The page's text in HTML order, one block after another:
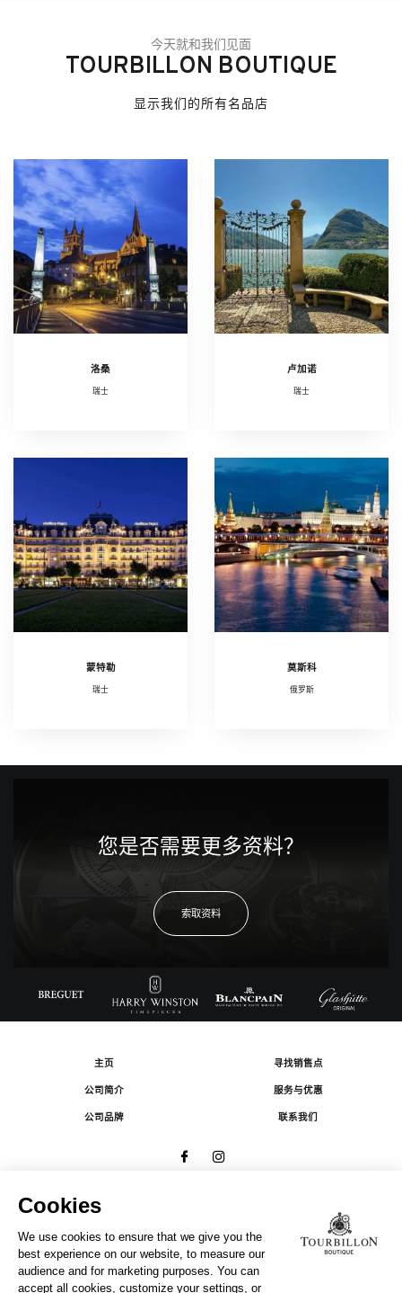
今天就和我们见面
TOURBILLON BOUTIQUE
显示我们的所有名品店
洛桑
瑞士
卢加诺
瑞士
蒙特勒
瑞士
莫斯科
俄罗斯
您是否需要更多资料？
索取资料
主页
公司简介
公司品牌
寻找销售点
服务与优惠
联系我们